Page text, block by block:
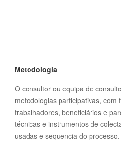
Metodologia
O consultor ou equipa de
metodologias participativas, com
trabalhadores, beneficiários e
técnicas e instrumentos de
usadas e sequencia do processo.